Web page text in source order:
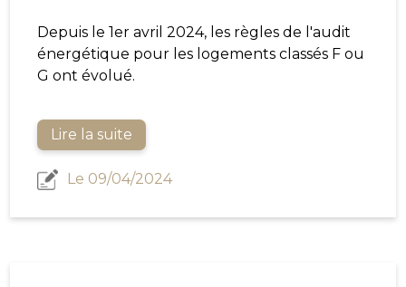
Depuis le 1er avril 2024, les règles de l'audit
énergétique pour les logements classés F ou
G ont évolué.
Lire la suite
Le 09/04/2024